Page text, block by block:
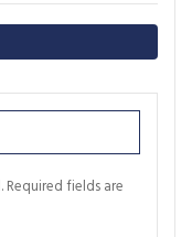
Required fields are